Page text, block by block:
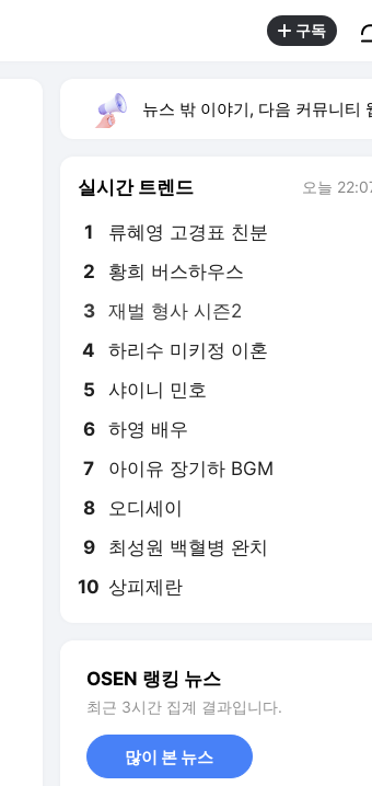
구독
뉴스 밖 이야기, 다음 커뮤니티 웹에서
실시간 트렌드 오늘
1 류혜영 고경표 친분
2 황희 버스하우스
3 재벌 형사 시즌2
4 하리수 미키정 이혼
5 샤이니 민호
6 하영 배우
7 아이유 장기하 BGM
8 오디세이
9 최성원 백혈병 완치
10 상피제란
OSEN 랭킹 뉴스
최근 3시간 집계 결과입니다.
많이 본 뉴스